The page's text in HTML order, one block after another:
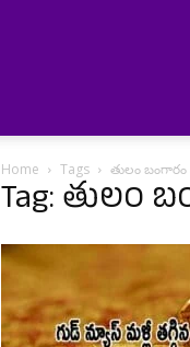
Home Tags తులం
Tag: తులం